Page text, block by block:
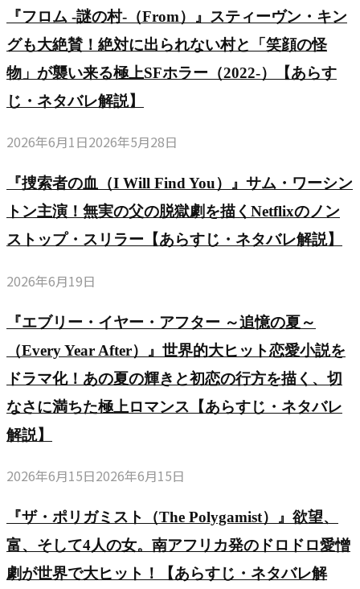
『フロム -謎の村-（From）』スティーヴン・キン
グも大絶賛！絶対に出られない村と「笑顔の怪
物」が襲い来る極上SFホラー（2022-）【あらす
じ・ネタバレ解説】
2026年6月1日2026年5月28日
『捜索者の血（I Will Find You）』サム・ワーシン
トン主演！無実の父の脱獄劇を描くNetflixのノン
ストップ・スリラー【あらすじ・ネタバレ解説】
2026年6月19日
『エブリー・イヤー・アフター ～追憶の夏～
（Every Year After）』世界的大ヒット恋愛小説を
ドラマ化！あの夏の輝きと初恋の行方を描く、切
なさに満ちた極上ロマンス【あらすじ・ネタバレ
解説】
2026年6月15日2026年6月15日
『ザ・ポリガミスト（The Polygamist）』欲望、
富、そして4人の女。南アフリカ発のドロドロ愛憎
劇が世界で大ヒット！【あらすじ・ネタバレ解